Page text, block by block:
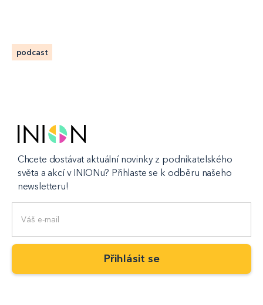
podcast
Chcete dostávat aktuální novinky z podnikatelského
světa a akcí v INIONu? Přihlaste se k odběru našeho
newsletteru!